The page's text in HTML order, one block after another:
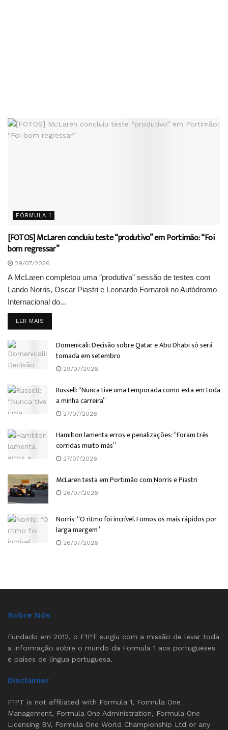
FÓRMULA 1
[FOTOS] McLaren concluiu teste “produtivo” em Portimão: “Foi
bom regressar”
29/07/2026
A McLaren completou uma "produtiva" sessão de testes com
Lando Norris, Oscar Piastri e Leonardo Fornaroli no Autódromo
Internacional do...
LER MAIS
Domenicali: Decisão sobre Qatar e Abu Dhabi só será
tomada em setembro
29/07/2026
Russell: “Nunca tive uma temporada como esta em toda
a minha carreira”
27/07/2026
Hamilton lamenta erros e penalizações: “Foram três
corridas muito más”
27/07/2026
McLaren testa em Portimão com Norris e Piastri
26/07/2026
Norris: “O ritmo foi incrível. Fomos os mais rápidos por
larga margem”
26/07/2026
Sobre Nós
Fundado em 2012, o F1PT surgiu com a missão de levar toda
a informação sobre o mundo da Formula 1 aos portugueses
e países de língua portuguesa.
Disclaimer
F1PT is not affiliated with Formula 1, Formula One
Management, Formula One Administration, Formula One
Licensing BV, Formula One World Championship Ltd or any